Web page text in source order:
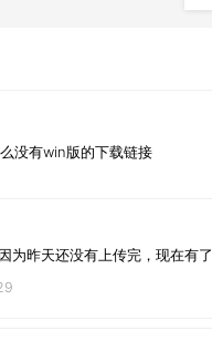
没有win版的下载链接
因为昨天还没有上传完，现在有了